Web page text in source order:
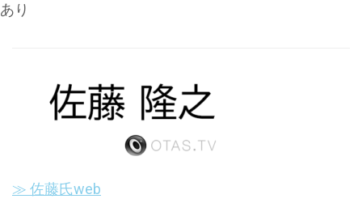
あり
≫ 佐藤氏web